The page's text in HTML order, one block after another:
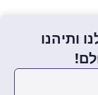
ותיהנו